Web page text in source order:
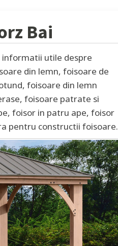
Bai
utile despre
din lemn, foisoare de
foisoare din lemn
foisoare patrate si
foisor in patru ape, foisor
pentru constructii foisoare.